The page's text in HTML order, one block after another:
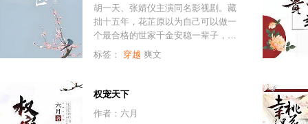
为证清白，指着青天白日发誓：“本王
就是喜欢一条狗，也不会喜欢顾玉那
个娘娘腔。”后来，逍遥王一脸认真
道：“顾玉，你身边还缺狗吗？舔狗那
胡一天、张婧仪主演同名影视剧。藏
拙十五年，花芷原以为自己可以做一
个最合格的世家千金安稳一辈子，可
当花家大厦将倾，她不得不展露锋芒
出面撑起这个风雨飘摇的家，抛头露
了甚至带着弟妹背着棺材以绝户相
逼，不好惹的名声传遍京城，她做好
了家族一朝反目戳她刀子的心理建
标签： 穿越 爽文
权宠天下
作者：六月